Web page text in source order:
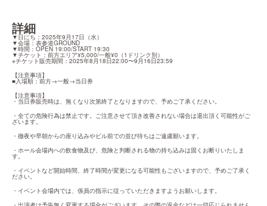
詳細
▼日にち：2025年9月17日（水）
▼会場：表参道GROUND
▼時間：OPEN 19:00/START 19:30
▼チケット：前方エリア¥5,000/一般¥0（1ドリンク別）
※チケット販売期間：2025年8月18日22:00〜9月16日23:59
【注意事項】
■入場順：前方→一般→当日券
【注意事項】
・当日券販売時は、無くなり次第終了となりますので、予めご了承ください。
・全ての危険行為は禁止です。ご注意させて頂き改善されない場合は退出頂く可能性がご
ざいます。
・徹夜や早朝からの座り込みやビル前での並び待ちはご遠慮願います。
・ホール会場内への飲食物及び、危険と判断される物の持ち込みは固くお断りいたしま
す。
・イベントなど開始時間、終了時間が変更になる可能性もございますので、予めご了承く
ださい。
・イベント会場内では、係員の指示に従っていただきますようお願いします。